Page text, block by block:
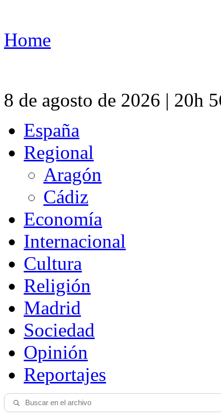
Home
8 de agosto de 2026 | 20h
España
Regional
Aragón
Cádiz
Economía
Internacional
Cultura
Religión
Madrid
Sociedad
Opinión
Reportajes